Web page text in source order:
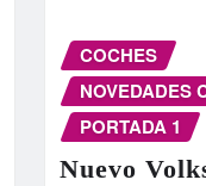
COCHES
NOVEDADES
PORTADA 1
Nuevo